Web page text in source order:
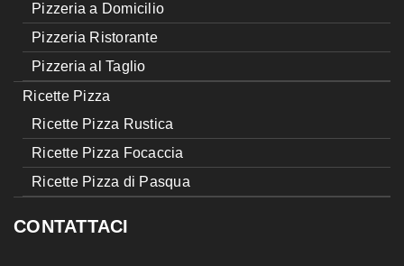
Pizzeria a Domicilio
Pizzeria Ristorante
Pizzeria al Taglio
Ricette Pizza
Ricette Pizza Rustica
Ricette Pizza Focaccia
Ricette Pizza di Pasqua
CONTATTACI